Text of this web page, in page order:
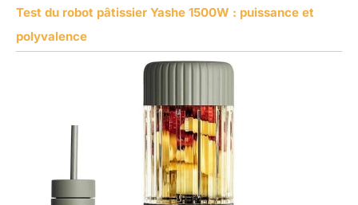
Test du robot pâtissier Yashe 1500W : puissance et
polyvalence